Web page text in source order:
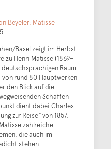
Beyeler: Matisse
Basel zeigt im Herbst
zu Henri Matisse (1869–
Raum
rund 80 Hauptwerken
den Blick auf die
Schaffen
dient dabei Charles
zur Reise“ von 1857.
zahlreiche
die auch im
stehen.